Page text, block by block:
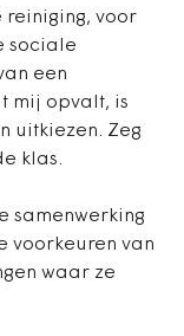
reiniging, voor
sociale
een
mij opvalt, is
uitkiezen. Zeg
klas.
samenwerking
voorkeuren van
waar ze